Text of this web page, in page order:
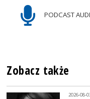
PODCAST
Zobacz także
2026-08-